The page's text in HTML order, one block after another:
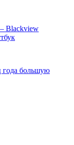
Blackview
года большую